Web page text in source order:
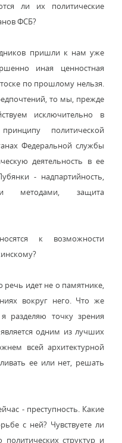
ли их политические
ФСБ?
пришли к нам уже
иная ценностная
по прошлому нельзя.
то мы, прежде
исключительно в
политической
Федеральной службы
деятельность в ее
- надпартийность,
методами, защита
к возможности
идет не о памятнике,
вокруг него. Что же
разделяю точку зрения
одним из лучших
всей архитектурной
ее или нет, решать
- преступность. Какие
с ней? Чувствуете ли
структур и